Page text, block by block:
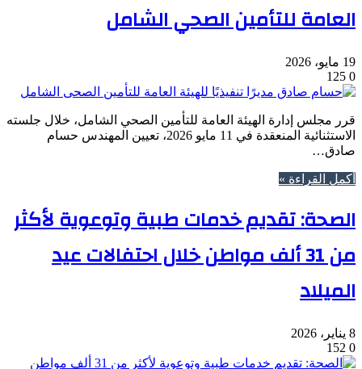
العامة للتأمين الصحي الشامل
19 مايو، 2026
0
قرر مجلس إدارة الهيئة العامة للتأمين الصحي الشامل، خلال جلسته
الاستثنائية المنعقدة في 11 مايو 2026، تعيين المهندس حسام
صادق…
أكمل القراءة »
الصحة: تقديم خدمات طبية وتوعوية لأكثر
من 31 ألف مواطن خلال احتفالات عيد
الميلاد
8 يناير، 2026
0